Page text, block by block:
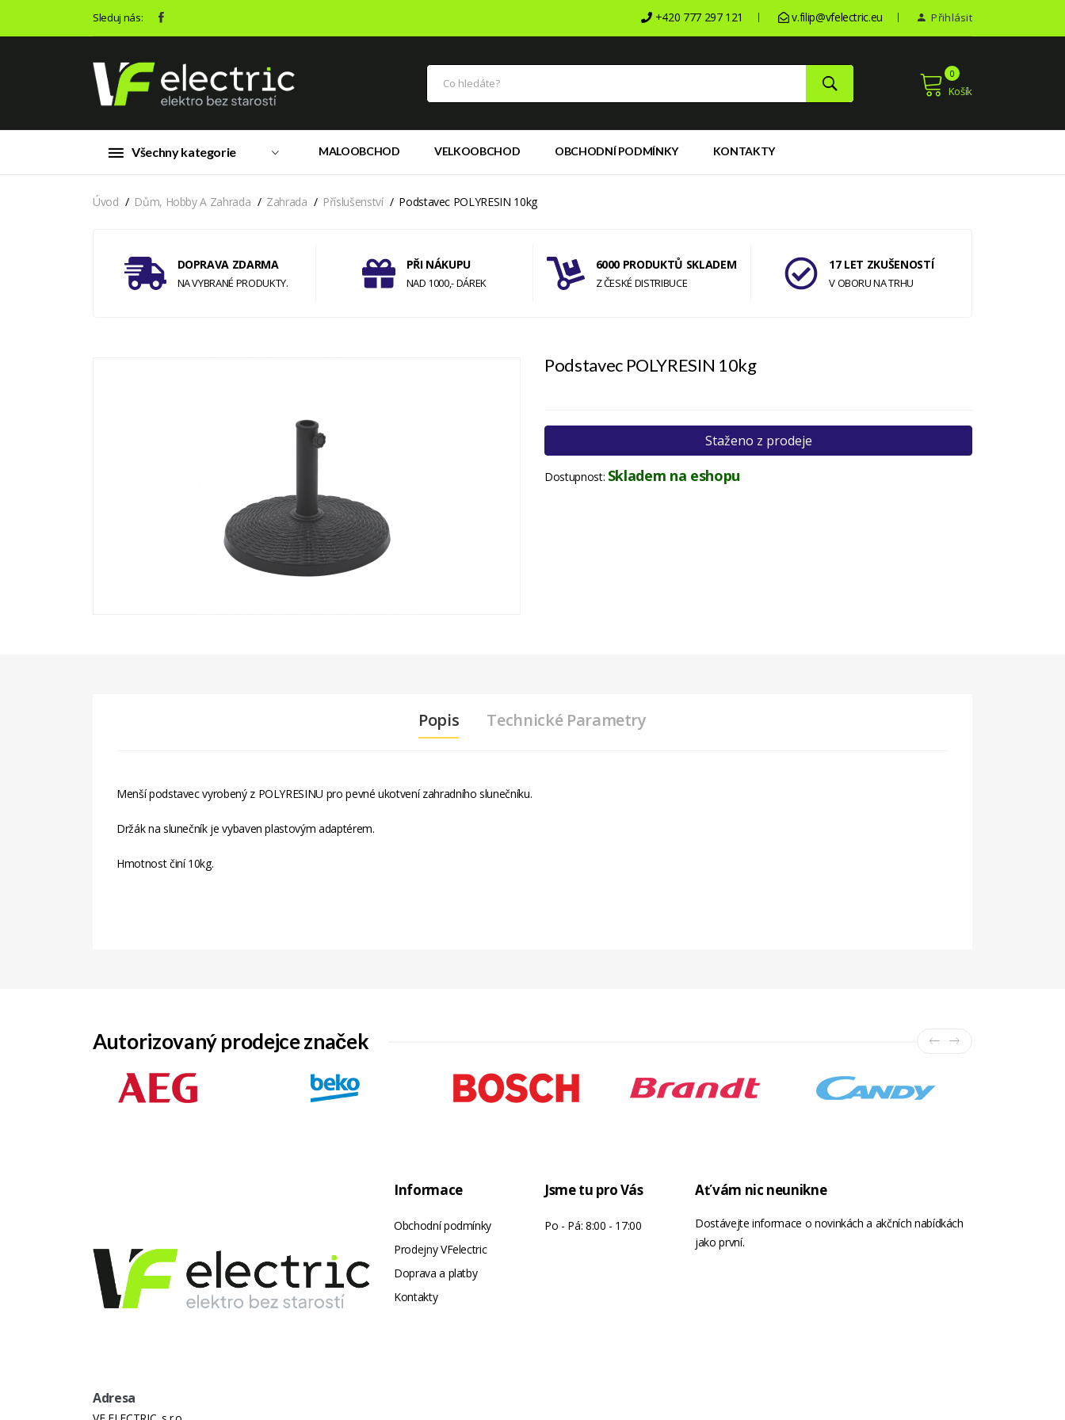
Sleduj nás: +420 777 297 121 v.filip@vfelectric.eu Přihlásit
Košík
0
Všechny kategorie MALOOBCHOD VELKOOBCHOD OBCHODNÍ PODMÍNKY KONTAKTY
Úvod Dům, Hobby A Zahrada Zahrada Příslušenství Podstavec POLYRESIN 10kg
DOPRAVA ZDARMA
NA VYBRANÉ PRODUKTY.
PŘI NÁKUPU
NAD 1000,- DÁREK
6000 PRODUKTŮ SKLADEM
Z ČESKÉ DISTRIBUCE
17 LET ZKUŠENOSTÍ
V OBORU NA TRHU
Podstavec POLYRESIN 10kg
Staženo z prodeje
Dostupnost: Skladem na eshopu
Popis Technické Parametry
Menší podstavec vyrobený z POLYRESINU pro pevné ukotvení zahradního slunečníku.
Držák na slunečník je vybaven plastovým adaptérem.
Hmotnost činí 10kg.
Výška Výrobku
Materiál Konstrukce
Autorizovaný prodejce značek
Adresa
Informace
Obchodní podmínky
Prodejny VFelectric
Doprava a platby
Kontakty
Jsme tu pro Vás
Po - Pá: 8:00 - 17:00
Ať vám nic neunikne
Dostávejte informace o novinkách a akčních nabídkách
jako první.